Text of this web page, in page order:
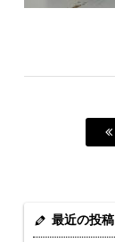
最近の投稿